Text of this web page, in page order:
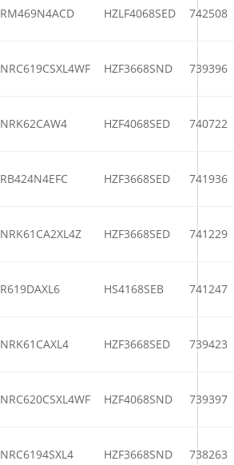
RM469N4ACD HZLF4068SED 742508
NRC619CSXL4WF HZF3668SND 739396
NRK62CAW4 HZF4068SED 740722
RB424N4EFC HZF3668SED 741936
NRK61CA2XL4Z HZF3668SED 741229
R619DAXL6 HS4168SEB 741247
NRK61CAXL4 HZF3668SED 739423
NRC620CSXL4WF HZF4068SND 739397
NRC6194SXL4 HZF3668SND 738263